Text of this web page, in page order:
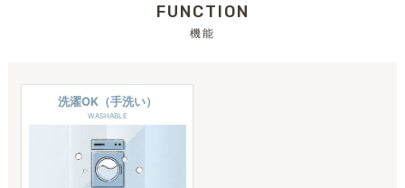
FUNCTION
機能
洗濯OK（手洗い）
WASHABLE